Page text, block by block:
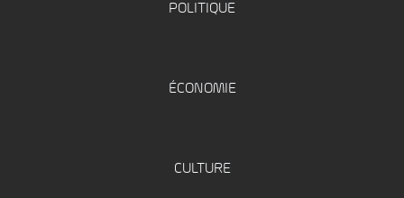
POLITIQUE
ÉCONOMIE
CULTURE